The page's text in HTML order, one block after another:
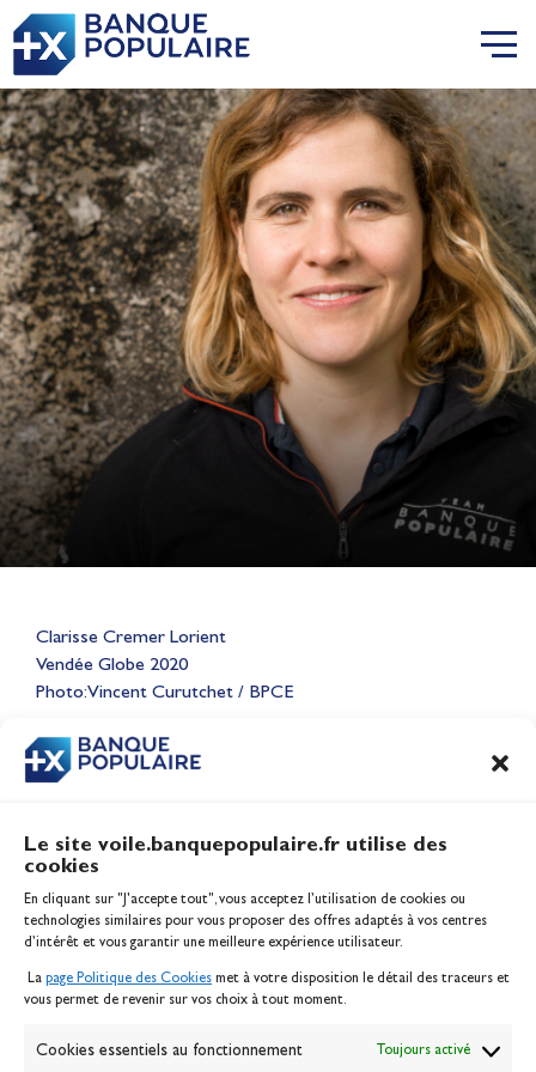
Le site voile.banquepopulaire.fr utilise des
cookies
En cliquant sur "J'accepte tout", vous acceptez l’utilisation de cookies ou
technologies similaires pour vous proposer des offres adaptés à vos centres
d’intérêt et vous garantir une meilleure expérience utilisateur.
La page Politique des Cookies met à votre disposition le détail des traceurs et
vous permet de revenir sur vos choix à tout moment.
Cookies essentiels au fonctionnement Toujours activé
Clarisse Cremer Lorient
Vendée Globe 2020
Photo: Vincent Curutchet / BPCE
CONTENU
Beach, sur le plan d'eau des
Jeux Olympiques 2028
Inscription serveur média
Contact
Politique des cookies
Banque de la voile